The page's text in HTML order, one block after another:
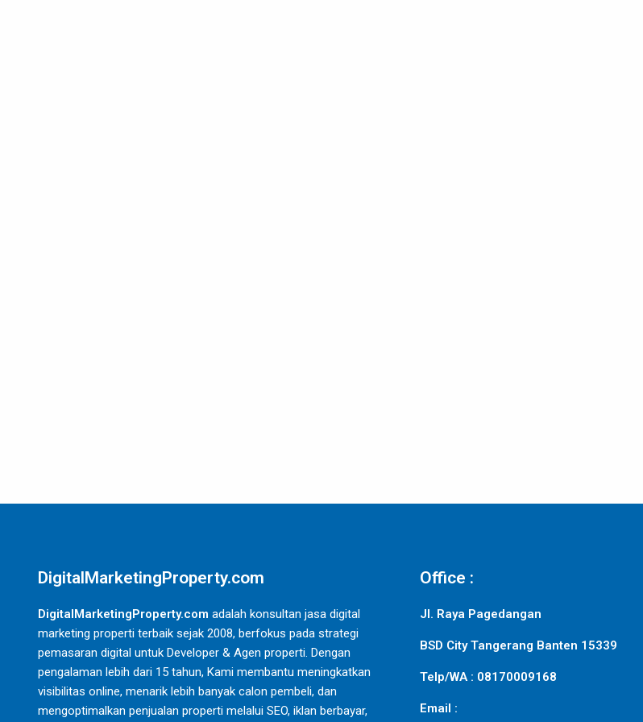
DigitalMarketingProperty.com
DigitalMarketingProperty.com adalah konsultan jasa digital
marketing properti terbaik sejak 2008, berfokus pada strategi
pemasaran digital untuk Developer & Agen properti. Dengan
pengalaman lebih dari 15 tahun, Kami membantu meningkatkan
visibilitas online, menarik lebih banyak calon pembeli, dan
mengoptimalkan penjualan properti melalui SEO, iklan berbayar,
Office :
Jl. Raya Pagedangan
BSD City Tangerang Banten 15339
Telp/WA : 08170009168
Email :